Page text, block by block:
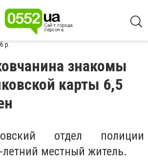
р.
знакомы
карты 6,5
отдел полиции
летний местный житель.